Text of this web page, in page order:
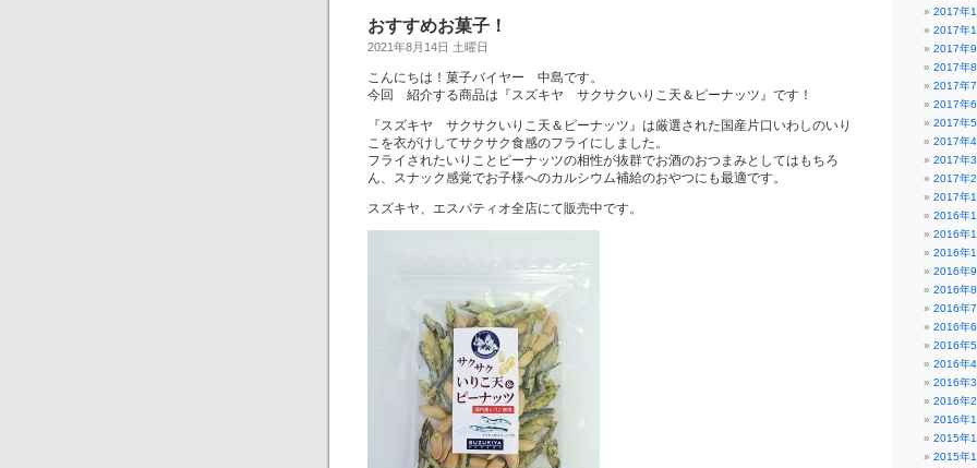
おすすめお菓子！
2021年8月14日 土曜日
こんにちは！菓子バイヤー 中島です。
今回 紹介する商品は『スズキヤ サクサクいりこ天＆ピーナッツ』です！
『スズキヤ サクサクいりこ天＆ピーナッツ』は厳選された国産片口いわしのいり
こを衣がけしてサクサク食感のフライにしました。
フライされたいりことピーナッツの相性が抜群でお酒のおつまみとしてはもちろ
ん、スナック感覚でお子様へのカルシウム補給のおやつにも最適です。
スズキヤ、エスパティオ全店にて販売中です。
2017年
2017年
2017年9
2017年8
2017年7
2017年6
2017年5
2017年4
2017年3
2017年2
2017年1
2016年
2016年
2016年
2016年9
2016年8
2016年7
2016年6
2016年5
2016年4
2016年3
2016年2
2016年1
2015年
2015年